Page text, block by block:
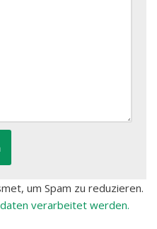
um Spam zu reduzieren.
verarbeitet werden.